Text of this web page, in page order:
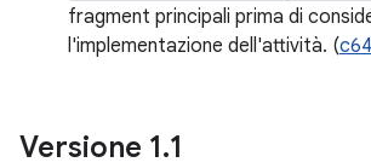
fragment principali prima di
l'implementazione dell'attività. (
Versione 1.1